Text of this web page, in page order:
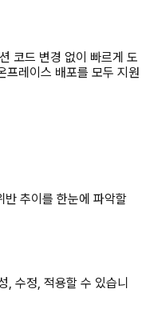
코드 변경 없이 빠르게 도
프레이스 배포를 모두 지원
추이를 한눈에 파악할
, 수정, 적용할 수 있습니